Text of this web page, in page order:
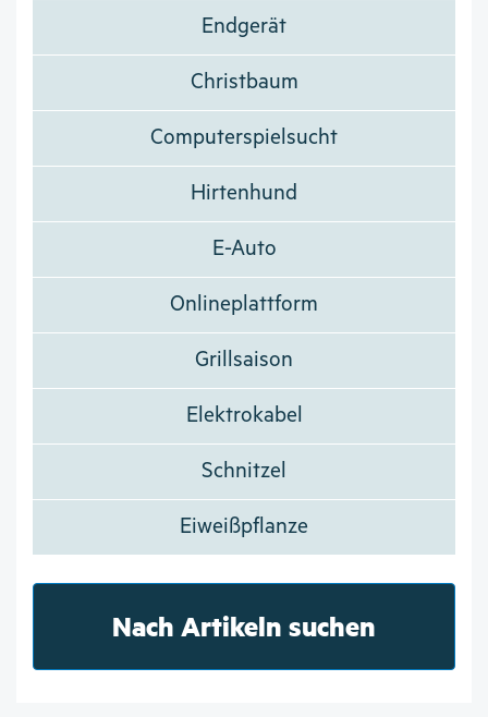
Endgerät
Christbaum
Computerspielsucht
Hirtenhund
E-Auto
Onlineplattform
Grillsaison
Elektrokabel
Schnitzel
Eiweißpflanze
Nach Artikeln suchen